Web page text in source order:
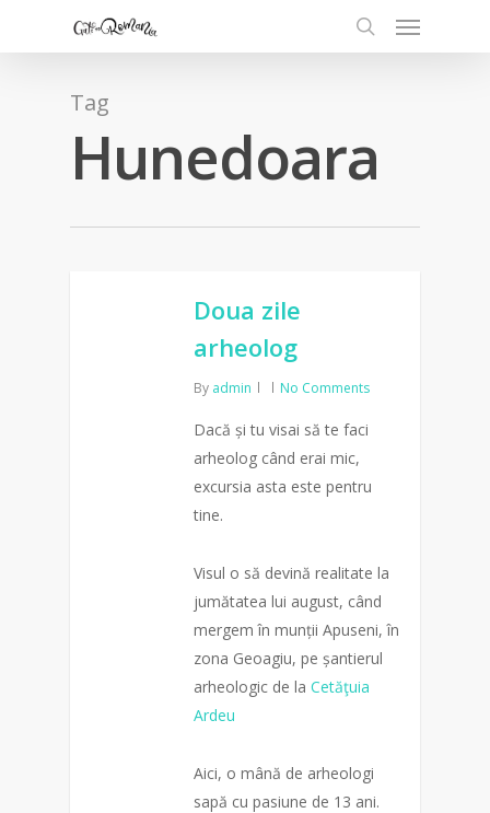
Tag
Hunedoara
Doua zile
arheolog
By admin No Comments
Dacă și tu visai să te faci
arheolog când erai mic,
excursia asta este pentru
tine.
Visul o să devină realitate la
jumătatea lui august, când
mergem în munții Apuseni, în
zona Geoagiu, pe șantierul
arheologic de la Cetăţuia
Ardeu
Aici, o mână de arheologi
sapă cu pasiune de 13 ani.